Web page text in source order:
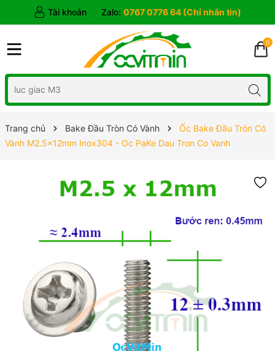
Tài khoản Zalo: 0767 0776 64 (Chỉ nhắn tin)
0
Trang chủ Bake Đầu Tròn Có Vành
Ốc Bake Đầu Tròn Có
Vành M2.5x12mm Inox304 - Oc PaKe Dau Tron Co Vanh